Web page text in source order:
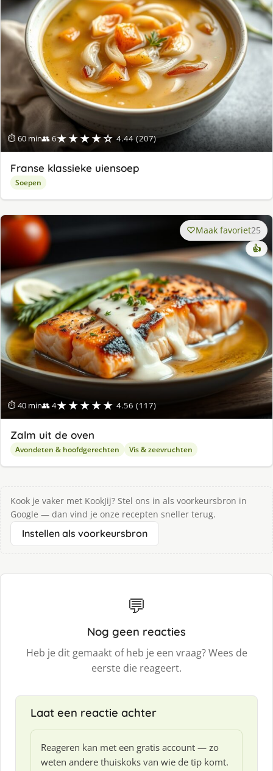
⏱ 60 min👥 6★★★★☆ 4.44 (207)
Franse klassieke uiensoep
Soepen
⏱ 40 min👥 4★★★★★ 4.56 (117)
Maak favoriet25
👍
Zalm uit de oven
Avondeten & hoofdgerechten Vis & zeevruchten
Kook je vaker met KookJij? Stel ons in als voorkeursbron in
Google — dan vind je onze recepten sneller terug.
Instellen als voorkeursbron
💬
Nog geen reacties
Heb je dit gemaakt of heb je een vraag? Wees de
eerste die reageert.
Laat een reactie achter
Reageren kan met een gratis account — zo
weten andere thuiskoks van wie de tip komt.